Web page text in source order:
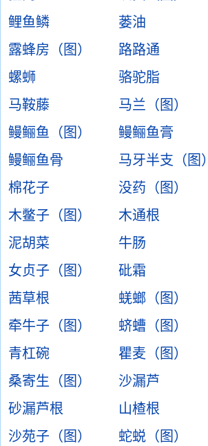
鲤鱼鳞
蒌油
露蜂房（图）
路路通
螺蛳
骆驼脂
马鞍藤
马兰（图）
鳗鲡鱼（图）
鳗鲡鱼膏
鳗鲡鱼骨
马牙半支（图）
棉花子
没药（图）
木鳖子（图）
木通根
泥胡菜
牛肠
女贞子（图）
砒霜
茜草根
蜣螂（图）
牵牛子（图）
蛴螬（图）
青杠碗
瞿麦（图）
桑寄生（图）
沙漏芦
砂漏芦根
山楂根
沙苑子（图）
蛇蜕（图）